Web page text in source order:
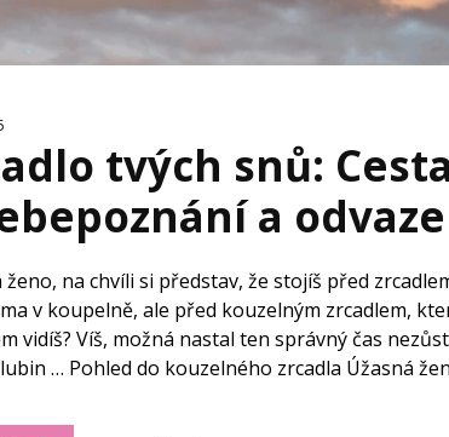
tvých snů: Cesta
a odvaze
ženo, na chvíli si představ, že stojíš před
v koupelně, ale před kouzelným zrcadlem,
vidíš? Víš, možná nastal ten správný čas
… Pohled do kouzelného zrcadla Úžasná